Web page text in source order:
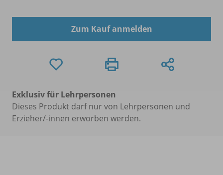
Zum Kauf anmelden
Exklusiv für Lehrpersonen
Dieses Produkt darf nur von Lehrpersonen und
Erzieher/-innen erworben werden.